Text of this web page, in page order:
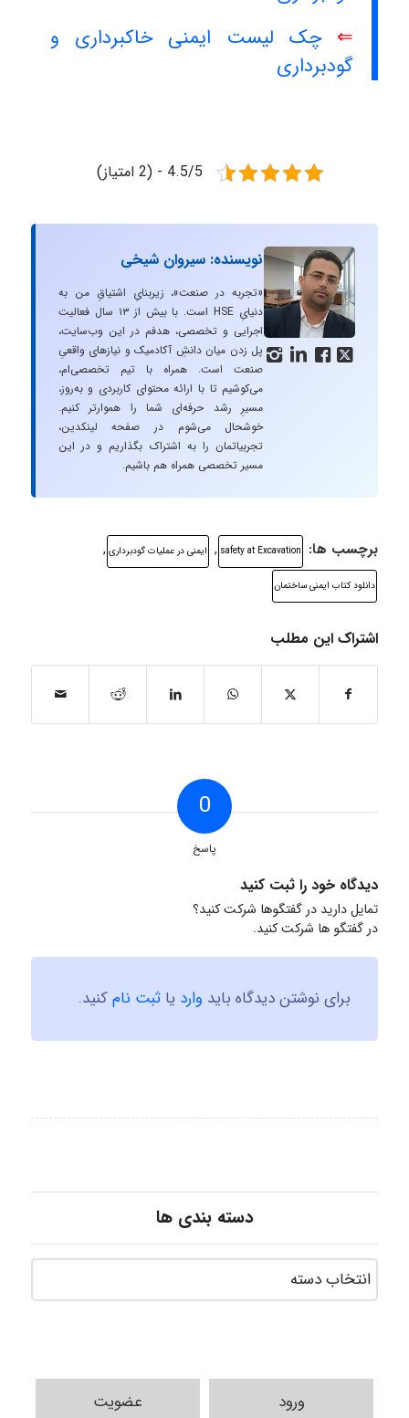
⇐چک لیست ایمنی خاکبرداری و
گودبرداری
4.5/5 - (2 امتیاز)
   
نویسنده: سیروان شیخی
«تجربه در صنعت»، زیربنایِ اشتیاقِ من به
دنیایِ HSE است. با بیش از ۱۳ سال فعالیت
اجرایی و تخصصی، هدفم در این وب‌سایت،
پل زدن میان دانشِ آکادمیک و نیازهای واقعیِ
صنعت است. همراه با تیم تخصصی‌ام،
می‌کوشیم تا با ارائه محتوای کاربردی و به‌روز،
مسیرِ رشد حرفه‌ای شما را هموارتر کنیم.
خوشحال می‌شوم در صفحه لینکدین،
تجربیاتمان را به اشتراک بگذاریم و در این
مسیر تخصصی همراه هم باشیم.
برچسب ها: safety at Excavation
, ایمنی در عملیات گودبرداری ,
دانلود کتاب ایمنی ساختمان
اشتراک این مطلب
0
پاسخ
دیدگاه خود را ثبت کنید
تمایل دارید در گفتگوها شرکت کنید؟
در گفتگو ها شرکت کنید.
برای نوشتن دیدگاه باید وارد یا ثبت نامکنید.
دسته بندی ها
ورود عضویت